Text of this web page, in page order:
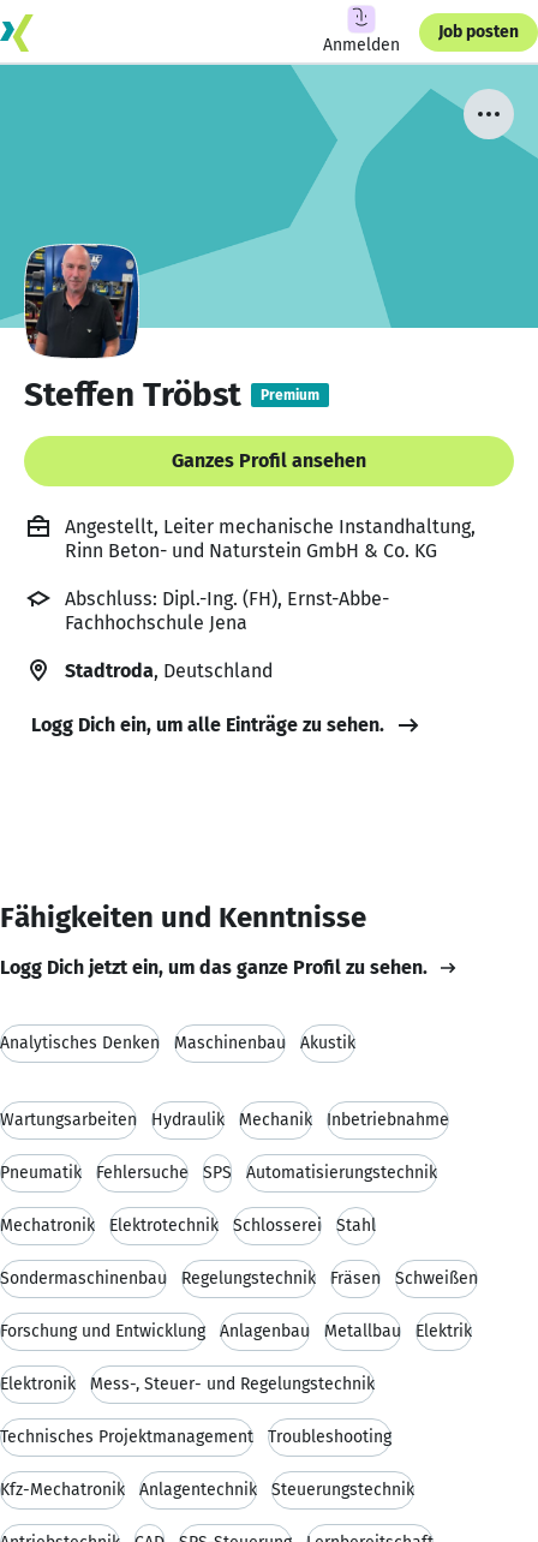
Anmelden
Job posten
Steffen Tröbst Premium
Ganzes Profil ansehen
Angestellt, Leiter mechanische Instandhaltung,
Rinn Beton- und Naturstein GmbH & Co. KG
Abschluss: Dipl.-Ing. (FH), Ernst-Abbe-
Fachhochschule Jena
Stadtroda, Deutschland
Logg Dich ein, um alle Einträge zu sehen.
Fähigkeiten und Kenntnisse
Logg Dich jetzt ein, um das ganze Profil zu sehen.
Analytisches Denken Maschinenbau Akustik
Wartungsarbeiten Hydraulik Mechanik Inbetriebnahme
Pneumatik Fehlersuche SPS Automatisierungstechnik
Mechatronik Elektrotechnik Schlosserei Stahl
Sondermaschinenbau Regelungstechnik Fräsen Schweißen
Forschung und Entwicklung Anlagenbau Metallbau Elektrik
Elektronik Mess-, Steuer- und Regelungstechnik
Technisches Projektmanagement Troubleshooting
Kfz-Mechatronik Anlagentechnik Steuerungstechnik